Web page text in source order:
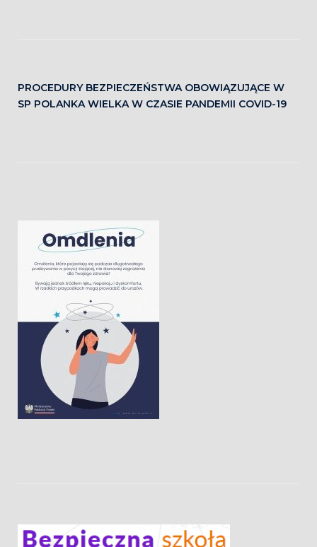
PROCEDURY BEZPIECZEŃSTWA OBOWIĄZUJĄCE W
SP POLANKA WIELKA W CZASIE PANDEMII COVID-19